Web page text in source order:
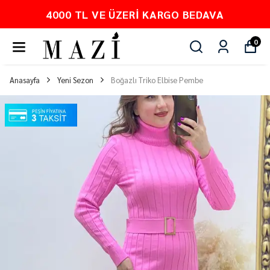
PEŞİN FİYATINA 3
0
Anasayfa Yeni Sezon Boğazlı Triko Elbise Pembe